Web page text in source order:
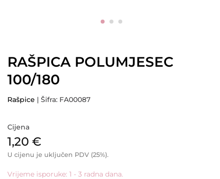
RAŠPICA POLUMJESEC
100/180
Rašpice | Šifra: FA00087
Cijena
1,20 €
U cijenu je uključen PDV (25%).
Vrijeme isporuke: 1 - 3 radna dana.